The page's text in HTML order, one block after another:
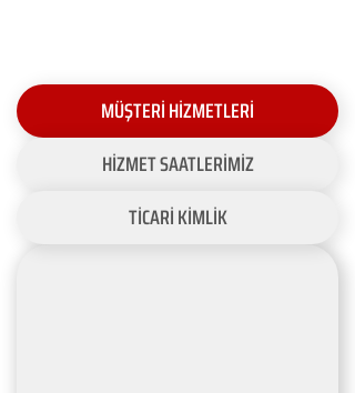
MÜŞTERİ HİZMETLERİ
HİZMET SAATLERİMİZ
TİCARİ KİMLİK